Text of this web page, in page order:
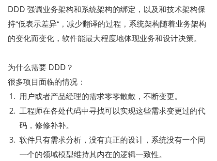
DDD 强调业务架构和系统架构的绑定，以及和技术架构保
持“低表示差异“，减少翻译的过程，系统架构随着业务架构
的变化而变化，软件能最大程度地体现业务和设计决策。
为什么需要 DDD？
很多项目面临的情况：
用户或者产品经理的需求零零散散，不断变更。
工程师在各处代码中寻找可以实现这些需求变更过的代
码，修修补补。
软件只有需求分析，没有真正的设计，系统没有一个同
一个的领域模型维持其内在的逻辑一致性。